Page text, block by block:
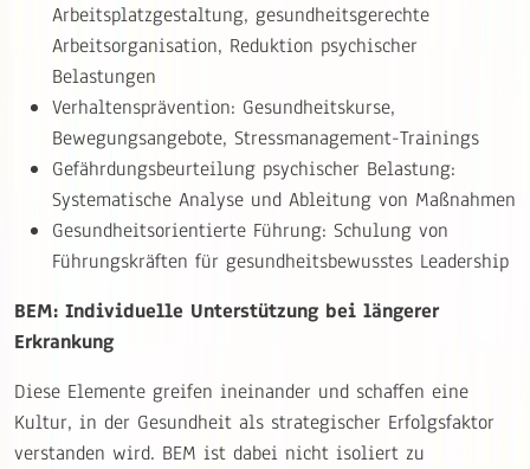
Arbeitsplatzgestaltung, gesundheitsgerechte
Arbeitsorganisation, Reduktion psychischer
Belastungen
Verhaltensprävention: Gesundheitskurse,
Bewegungsangebote, Stressmanagement-Trainings
Gefährdungsbeurteilung psychischer Belastung:
Systematische Analyse und Ableitung von Maßnahmen
Gesundheitsorientierte Führung: Schulung von
Führungskräften für gesundheitsbewusstes Leadership
BEM: Individuelle Unterstützung bei längerer
Erkrankung
Diese Elemente greifen ineinander und schaffen eine
Kultur, in der Gesundheit als strategischer Erfolgsfaktor
verstanden wird. BEM ist dabei nicht isoliert zu